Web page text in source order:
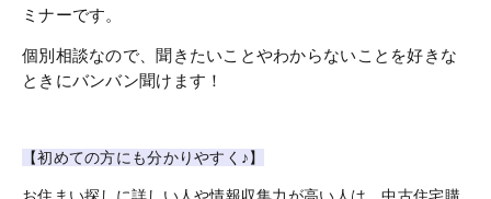
ミナーです。
個別相談なので、聞きたいことやわからないことを好きな
ときにバンバン聞けます！
【初めての方にも分かりやすく♪】